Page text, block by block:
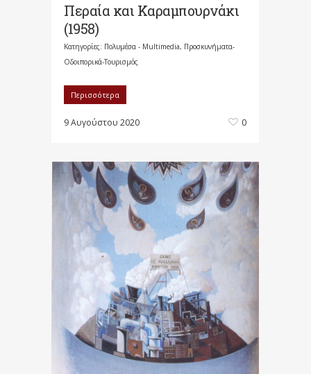
Περαία και Καραμπουρνάκι
(1958)
Κατηγορίες: Πολυμέσα - Multimedia, Προσκυνήματα-
Οδοιπορικά-Τουρισμός
Περισσότερα
9 Αυγούστου 2020 0